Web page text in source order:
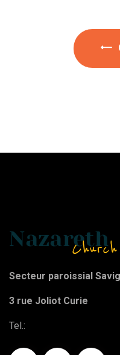
Secteur paroissial
3 rue Joliot Curie
Tel.: